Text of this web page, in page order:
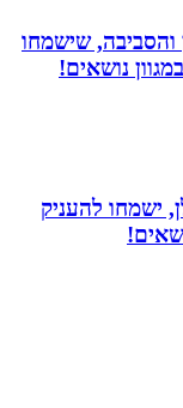
שישמחו
נושאים!
להעניק